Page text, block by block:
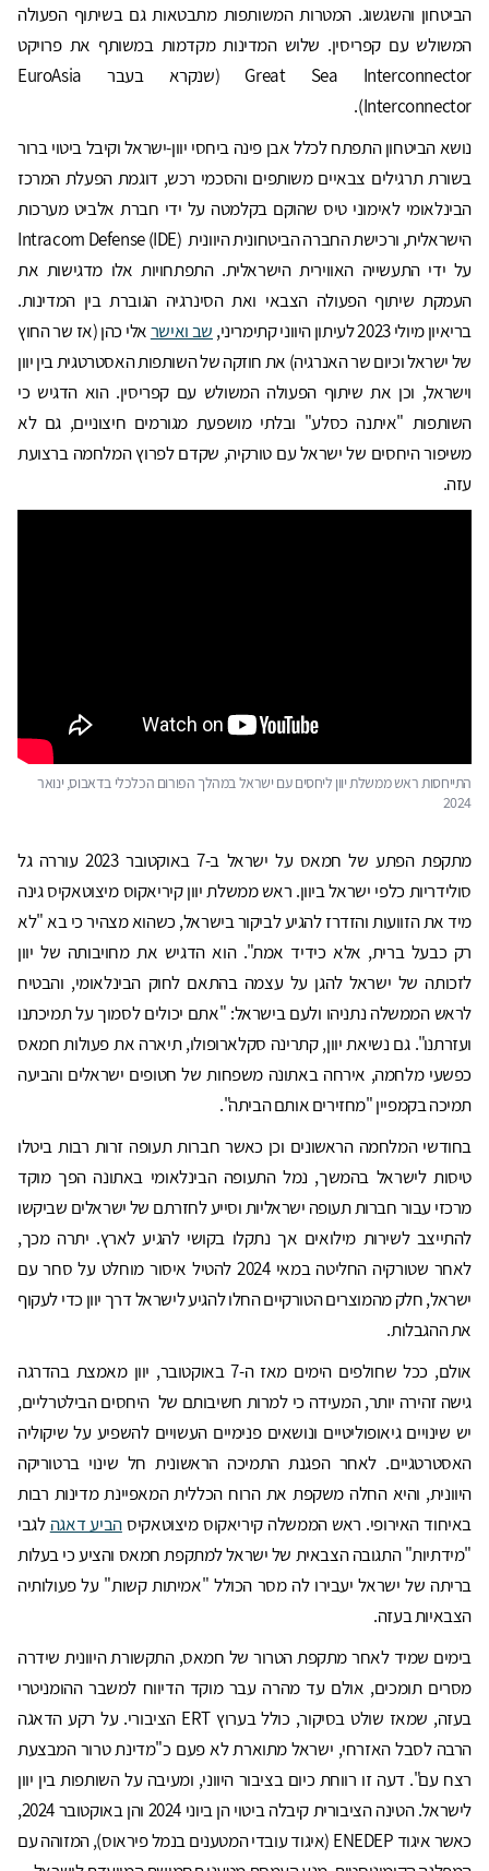
הביטחון והשגשוג. המטרות המשותפות מתבטאות גם בשיתוף הפעולה
המשולש עם קפריסין. שלוש המדינות מקדמות במשותף את פרויקט
Great Sea Interconnector (שנקרא בעבר EuroAsia
Interconnector).
נושא הביטחון התפתח לכלל אבן פינה ביחסי יוון-ישראל וקיבל ביטוי ברור
בשורת תרגילים צבאיים משותפים והסכמי רכש, דוגמת הפעלת המרכז
הבינלאומי לאימוני טיס שהוקם בקלמטה על ידי חברת אלביט מערכות
הישראלית, ורכישת החברה הביטחונית היוונית Intracom Defense (IDE)
על ידי התעשייה האווירית הישראלית. התפתחויות אלו מדגישות את
העמקת שיתוף הפעולה הצבאי ואת הסינרגיה הגוברת בין המדינות.
בריאיון מיולי 2023 לעיתון היווני קתימריני,
שב ואישראלי כהן (אז שר החוץ
של ישראל וכיום שר האנרגיה) את חוזקה של השותפות האסטרטגית בין יוון
וישראל, וכן את שיתוף הפעולה המשולש עם קפריסין. הוא הדגיש כי
השותפות "איתנה כסלע" ובלתי מושפעת מגורמים חיצוניים, גם לא
משיפור היחסים של ישראל עם טורקיה, שקדם לפרוץ המלחמה ברצועת
עזה.
התייחסות ראש ממשלת יוון ליחסים עם ישראל במהלך הפורום הכלכלי בדאבוס, ינואר
2024
מתקפת הפתע של חמאס על ישראל ב-7 באוקטובר 2023 עוררה גל
סולידריות כלפי ישראל ביוון. ראש ממשלת יוון קיריאקוס מיצוטאקיס גינה
מיד את הזוועות והזדרז להגיע לביקור בישראל, כשהוא מצהיר כי בא "לא
רק כבעל ברית, אלא כידיד אמת". הוא הדגיש את מחויבותה של יוון
לזכותה של ישראל להגן על עצמה בהתאם לחוק הבינלאומי, והבטיח
לראש הממשלה נתניהו ולעם בישראל: "אתם יכולים לסמוך על תמיכתנו
ועזרתנו". גם נשיאת יוון, קתרינה סקלארופולו, תיארה את פעולות חמאס
כפשעי מלחמה, אירחה באתונה משפחות של חטופים ישראלים והביעה
תמיכה בקמפיין "מחזירים אותם הביתה".
בחודשי המלחמה הראשונים וכן כאשר חברות תעופה זרות רבות ביטלו
טיסות לישראל בהמשך, נמל התעופה הבינלאומי באתונה הפך מוקד
מרכזי עבור חברות תעופה ישראליות וסייע לחזרתם של ישראלים שביקשו
להתייצב לשירות מילואים אך נתקלו בקושי להגיע לארץ. יתרה מכך,
לאחר שטורקיה החליטה במאי 2024 להטיל איסור מוחלט על סחר עם
ישראל, חלק מהמוצרים הטורקיים החלו להגיע לישראל דרך יוון כדי לעקוף
את ההגבלות.
אולם, ככל שחולפים הימים מאז ה-7 באוקטובר, יוון מאמצת בהדרגה
גישה זהירה יותר, המעידה כי למרות חשיבותם של היחסים הבילטרליים,
יש שינויים גיאופוליטיים ונושאים פנימיים העשויים להשפיע על שיקוליה
האסטרטגיים. לאחר הפגנת התמיכה הראשונית חל שינוי ברטוריקה
היוונית, והיא החלה משקפת את הרוח הכללית המאפיינת מדינות רבות
באיחוד האירופי. ראש הממשלה קיריאקוס מיצוטאקיסהביע דאגה לגבי
"מידתיות" התגובה הצבאית של ישראל למתקפת חמאס והציע כי בעלות
בריתה של ישראל יעבירו לה מסר הכולל "אמיתות קשות" על פעולותיה
הצבאיות בעזה.
בימים שמיד לאחר מתקפת הטרור של חמאס, התקשורת היוונית שידרה
מסרים תומכים, אולם עד מהרה עבר מוקד הדיווח למשבר ההומניטרי
בעזה, שמאז שולט בסיקור, כולל בערוץ ERT הציבורי. על רקע הדאגה
הרבה לסבל האזרחי, ישראל מתוארת לא פעם כ"מדינת טרור המבצעת
רצח עם". דעה זו רווחת כיום בציבור היווני, ומעיבה על השותפות בין יוון
לישראל. הטינה הציבורית קיבלה ביטוי הן ביוני 2024 והן באוקטובר 2024,
כאשר איגוד ENEDEP (איגוד עובדי המטענים בנמל פיראוס), המזוהה עם